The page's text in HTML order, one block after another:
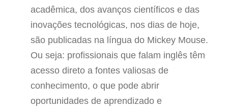
acadêmica, dos avanços científicos e das
inovações tecnológicas, nos dias de hoje,
são publicadas na língua do Mickey Mouse.
Ou seja: profissionais que falam inglês têm
acesso direto a fontes valiosas de
conhecimento, o que pode abrir
oportunidades de aprendizado e